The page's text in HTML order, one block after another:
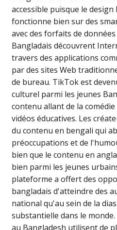
accessible puisque le
fonctionne bien sur des
avec des forfaits de
Bangladais découvrent
travers des applications
par des sites Web
de bureau. TikTok est
culturel parmi les jeunes
contenu allant de la comédie
vidéos éducatives. Les
du contenu en bengali qui
préoccupations et de
bien que le contenu en
bien parmi les jeunes
plateforme a offert des
bangladais d'atteindre des
national qu'au sein de la
substantielle dans le
au Bangladesh utilisent de